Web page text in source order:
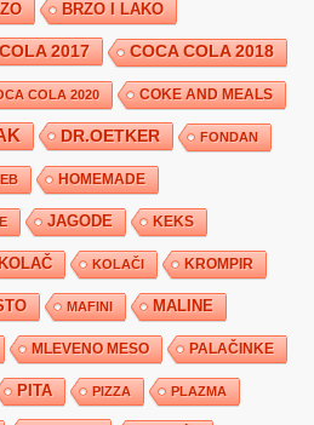
BRZO I LAKO
2017 COCA COLA 2018
COLA 2020 COKE AND MEALS
DR.OETKER FONDAN
HOMEMADE
JAGODE KEKS
KOLAČ KOLAČI KROMPIR
MAFINI MALINE
MLEVENO MESO PALAČINKE
PITA PIZZA PLAZMA